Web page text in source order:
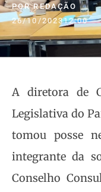
PORREDAÇÃO
26/10/202312:00
A diretora de
Legislativa do
tomou posse
integrante da
Conselho